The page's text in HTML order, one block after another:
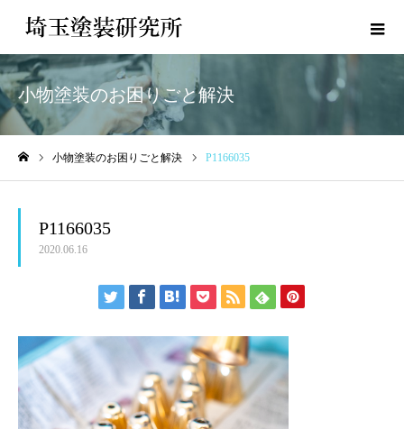
小物塗装のお困りごと解決
小物塗装のお困りごと解決 P1166035
P1166035
2020.06.16